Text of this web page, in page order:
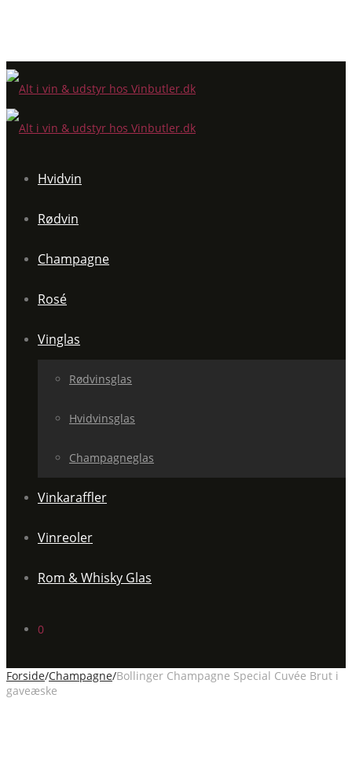
Hvidvin
Rødvin
Champagne
Rosé
Vinglas
Rødvinsglas
Hvidvinsglas
Champagneglas
Vinkaraffler
Vinreoler
Rom & Whisky Glas
0
Forside/Champagne/Bollinger Champagne Special Cuvée Brut i
gaveæske